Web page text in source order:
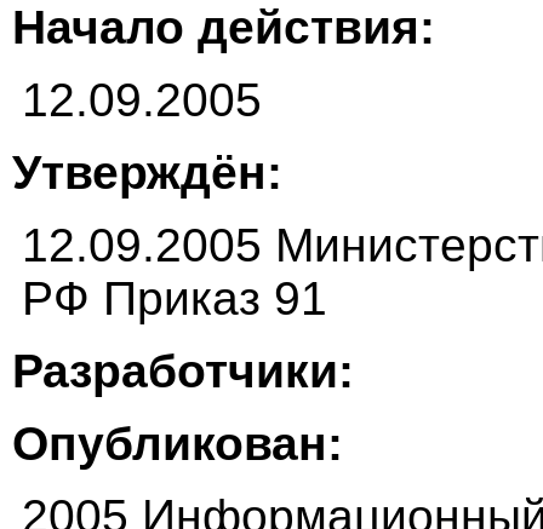
Начало действия:
12.09.2005
Утверждён:
12.09.2005
РФ Приказ 91
Разработчики:
Опубликован:
2005